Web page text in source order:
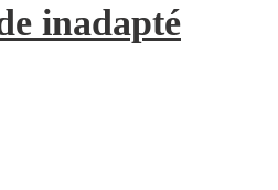
inadapté